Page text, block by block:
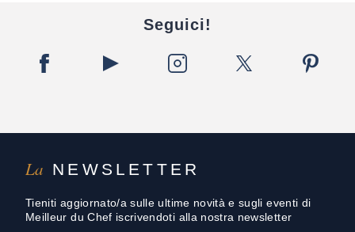
La NEWSLETTER
Tieniti aggiornato/a sulle ultime novità e sugli eventi di
Meilleur du Chef iscrivendoti alla nostra newsletter
Seguici!